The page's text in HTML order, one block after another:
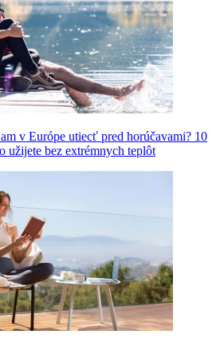
v Európe utiecť pred horúčavami? 10
užijete bez extrémnych teplôt